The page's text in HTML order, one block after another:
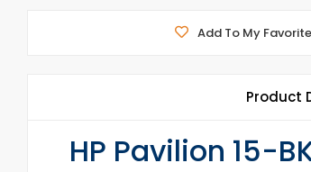
Add To My
Product
HP Pavilion 15-